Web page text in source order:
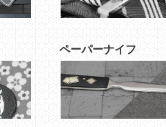
ペーパーナイフ